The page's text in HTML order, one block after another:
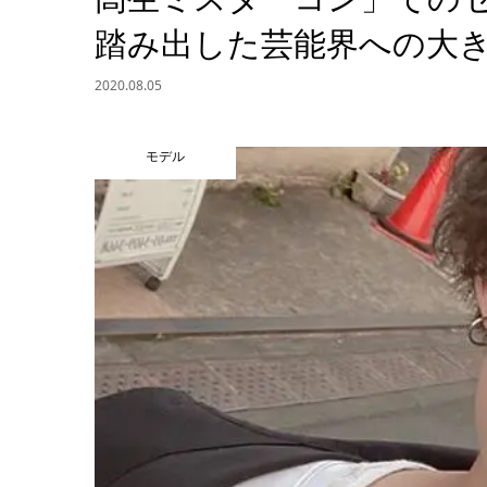
踏み出した芸能界への大
2020.08.05
モデル